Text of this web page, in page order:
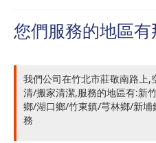
您們服務的地區有
我們公司在竹北市莊敬南路上,
清/搬家清潔,服務的地區有:新
鄉/湖口鄉/竹東鎮/芎林鄉/新埔
務